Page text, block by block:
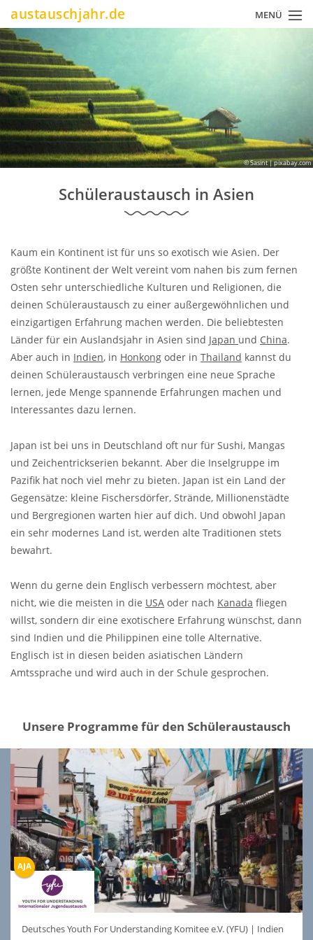
Direkt
zum
Inhalt
austauschjahr.de MENÜ
© Sasint | pixabay.com
Schüleraustausch in Asien
Kaum ein Kontinent ist für uns so exotisch wie Asien. Der
größte Kontinent der Welt vereint vom nahen bis zum fernen
Osten sehr unterschiedliche Kulturen und Religionen, die
deinen Schüleraustausch zu einer außergewöhnlichen und
einzigartigen Erfahrung machen werden. Die beliebtesten
Länder für ein Auslandsjahr in Asien sind Japan und China.
Aber auch in Indien, in Honkong oder in Thailand kannst du
deinen Schüleraustausch verbringen eine neue Sprache
lernen, jede Menge spannende Erfahrungen machen und
Interessantes dazu lernen.
Japan ist bei uns in Deutschland oft nur für Sushi, Mangas
und Zeichentrickserien bekannt. Aber die Inselgruppe im
Pazifik hat noch viel mehr zu bieten. Japan ist ein Land der
Gegensätze: kleine Fischersdörfer, Strände, Millionenstädte
und Bergregionen warten hier auf dich. Und obwohl Japan
ein sehr modernes Land ist, werden alte Traditionen stets
bewahrt.
Wenn du gerne dein Englisch verbessern möchtest, aber
nicht, wie die meisten in die USA oder nach Kanada fliegen
willst, sondern dir eine exotischere Erfahrung wünschst, dann
sind Indien und die Philippinen eine tolle Alternative.
Englisch ist in diesen beiden asiatischen Ländern
Amtssprache und wird auch in der Schule gesprochen.
Unsere Programme für den Schüleraustausch
Deutsches Youth For Understanding Komitee e.V. (YFU) | Indien